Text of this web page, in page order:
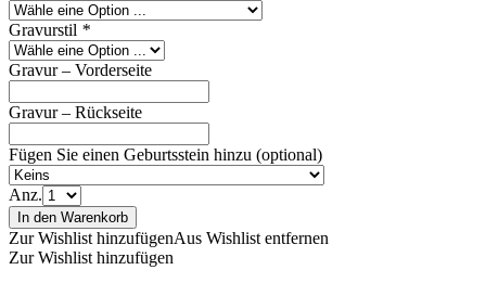
Gravurstil *
Gravur – Vorderseite
Gravur – Rückseite
Fügen Sie einen Geburtsstein hinzu (optional)
Anz.
In den Warenkorb
Zur Wishlist hinzufügenAus Wishlist entfernen
Zur Wishlist hinzufügen